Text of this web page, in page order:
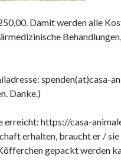
Damit werden alle
spenden(at)casa-
Danke.)
erreicht: https://casa-
erhalten, braucht er /
gepackt werden